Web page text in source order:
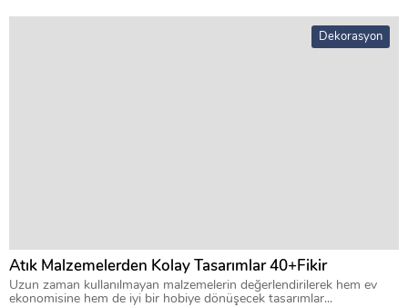
Dekorasyon
Atık Malzemelerden Kolay Tasarımlar 40+Fikir
Uzun zaman kullanılmayan malzemelerin değerlendirilerek hem ev
ekonomisine hem de iyi bir hobiye dönüşecek tasarımlar...